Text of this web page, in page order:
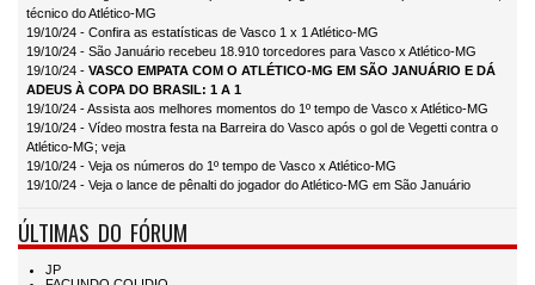
técnico do Atlético-MG
19/10/24 - Confira as estatísticas de Vasco 1 x 1 Atlético-MG
19/10/24 - São Januário recebeu 18.910 torcedores para Vasco x Atlético-MG
19/10/24 - VASCO EMPATA COM O ATLÉTICO-MG EM SÃO JANUÁRIO E DÁ
ADEUS À COPA DO BRASIL: 1 A 1
19/10/24 - Assista aos melhores momentos do 1º tempo de Vasco x Atlético-MG
19/10/24 - Vídeo mostra festa na Barreira do Vasco após o gol de Vegetti contra o
Atlético-MG; veja
19/10/24 - Veja os números do 1º tempo de Vasco x Atlético-MG
19/10/24 - Veja o lance de pênalti do jogador do Atlético-MG em São Januário
ÚLTIMAS DO FÓRUM